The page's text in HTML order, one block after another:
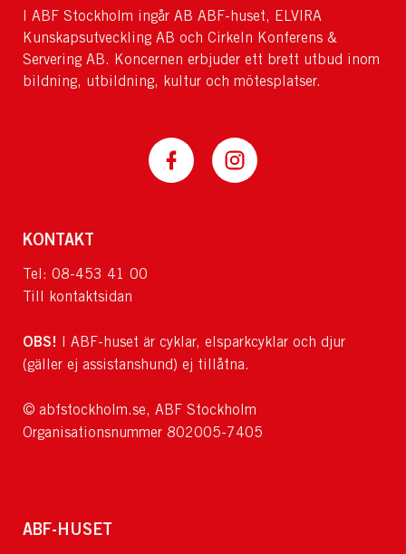
I ABF Stockholm ingår AB ABF-huset, ELVIRA
Kunskapsutveckling AB och Cirkeln Konferens &
Servering AB. Koncernen erbjuder ett brett utbud inom
bildning, utbildning, kultur och mötesplatser.
KONTAKT
Tel: 08-453 41 00
Till kontaktsidan
OBS!
I ABF-huset är cyklar, elsparkcyklar och djur
(gäller ej assistanshund) ej tillåtna.
© abfstockholm.se, ABF Stockholm
Organisationsnummer 802005-7405
ABF-HUSET